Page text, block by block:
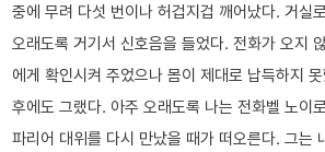
중에 무려 다섯 번이나 허겁지겁 깨어났다. 거실
오래도록 거기서 신호음을 들었다. 전화가 오지
에게 확인시켜 주었으나 몸이 제대로 납득하지
후에도 그랬다. 아주 오래도록 나는 전화벨 노이
파리어 대위를 다시 만났을 때가 떠오른다. 그는